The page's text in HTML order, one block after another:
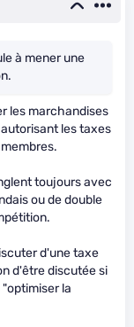
à mener une
les marchandises
les taxes
toujours avec
ou de double
d'une taxe
d'être discutée si
la